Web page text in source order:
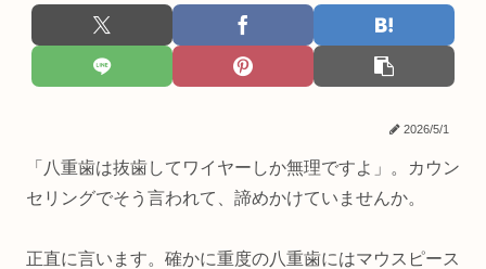
2026/5/1
「八重歯は抜歯してワイヤーしか無理ですよ」。カウン
セリングでそう言われて、諦めかけていませんか。
正直に言います。確かに重度の八重歯にはマウスピース